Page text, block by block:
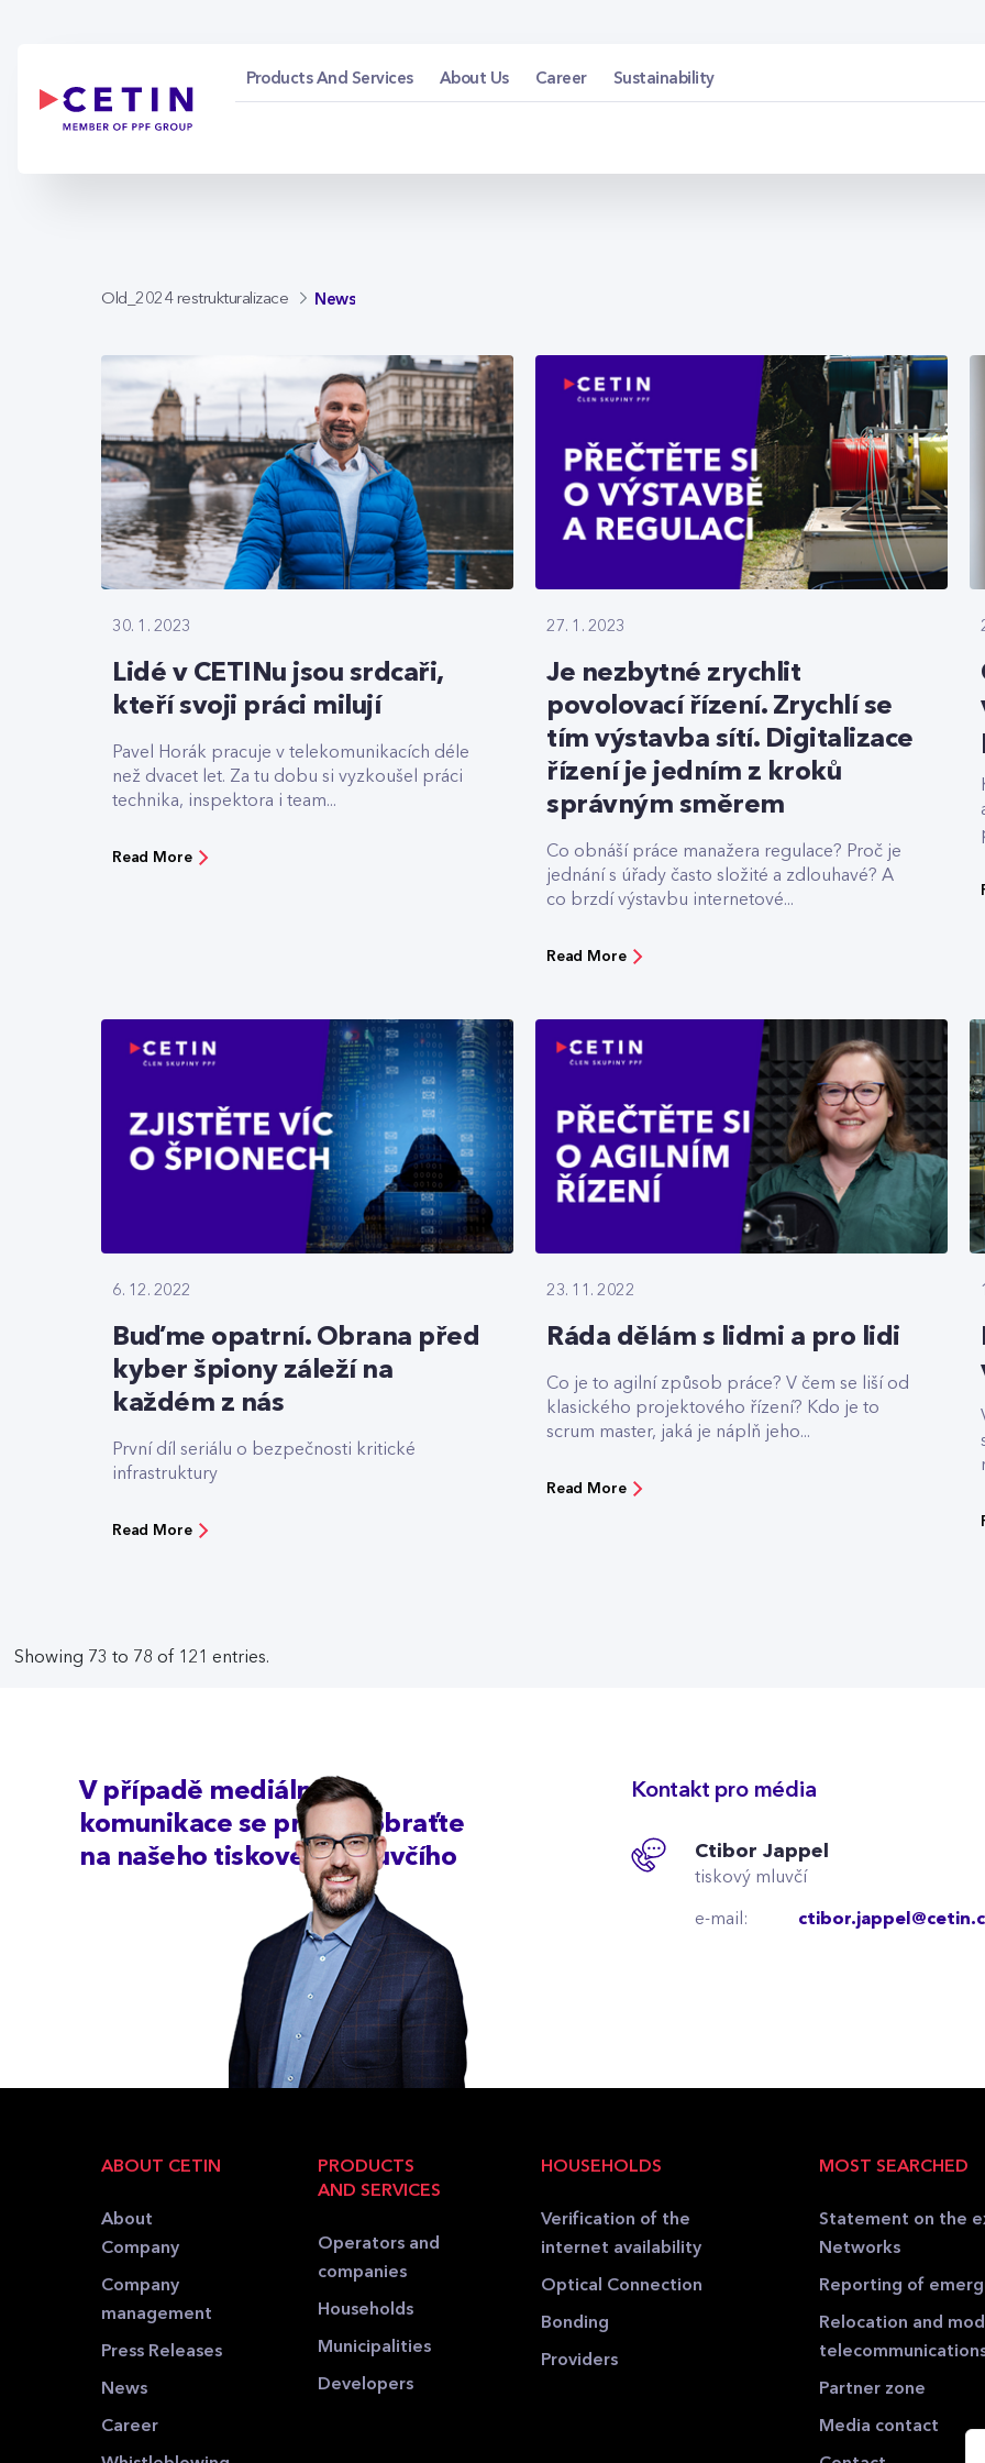
Products And Services About Us Career Sustainability
Old_2024 restrukturalizace News
30. 1. 2023
Lidé v CETINu jsou srdcaři,
kteří svoji práci milují
Pavel Horák pracuje v telekomunikacích déle
než dvacet let. Za tu dobu si vyzkoušel práci
technika, inspektora i team...
Read More
27. 1. 2023
Je nezbytné zrychlit
povolovací řízení. Zrychlí se
tím výstavba sítí. Digitalizace
řízení je jedním z kroků
správným směrem
Co obnáší práce manažera regulace? Proč je
jednání s úřady často složité a zdlouhavé? A
co brzdí výstavbu internetové...
Read More
6. 12. 2022
Buďme opatrní. Obrana před
kyber špiony záleží na
každém z nás
První díl seriálu o bezpečnosti kritické
infrastruktury
Read More
23. 11. 2022
Ráda dělám s lidmi a pro lidi
Co je to agilní způsob práce? V čem se liší od
klasického projektového řízení? Kdo je to
scrum master, jaká je náplň jeho...
Read More
Showing 73 to 78 of 121 entries.
V případě mediální
komunikace se prosím obraťte
na našeho tiskového mluvčího
Kontakt pro média
Ctibor Jappel
tiskový mluvčí
e-mail:
ABOUT CETIN
About
Company
Company
management
Press Releases
News
Career
PRODUCTS
AND SERVICES
Operators and
companies
Households
Municipalities
Developers
HOUSEHOLDS
Verification of the
internet availability
Optical Connection
Bonding
Providers
MOST SEARCHED
Statement on the
Networks
Reporting of
Relocation and
Partner zone
Media contact